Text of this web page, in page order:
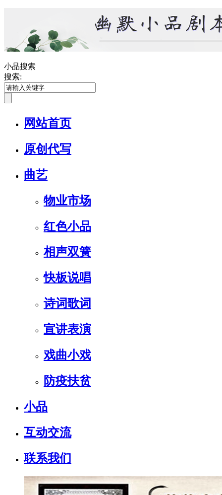
小品搜索
搜索:
网站首页
原创代写
曲艺
物业市场
红色小品
相声双簧
快板说唱
诗词歌词
宣讲表演
戏曲小戏
防疫扶贫
小品
互动交流
联系我们